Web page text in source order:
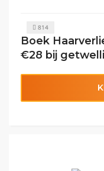
814
Boek
€28 bij